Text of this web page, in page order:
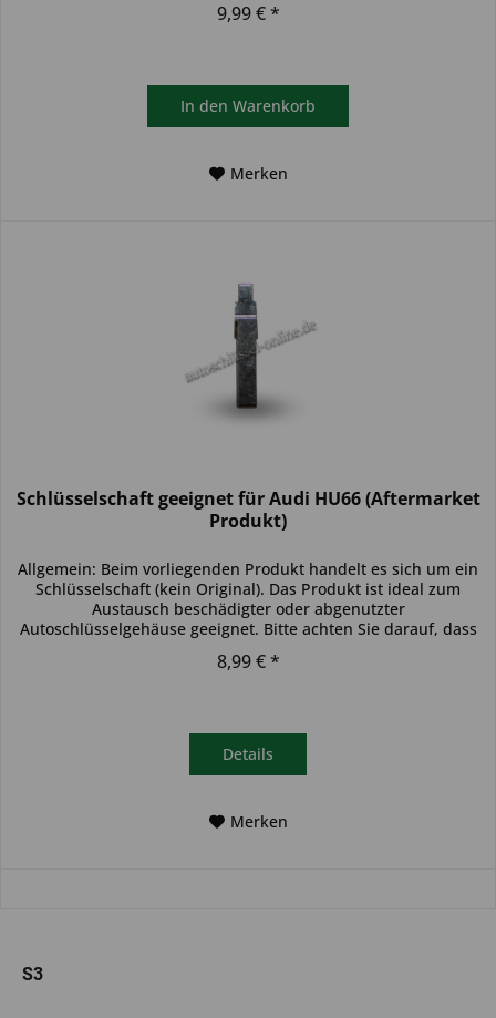
9,99 € *
In den Warenkorb
Merken
Schlüsselschaft geeignet für Audi HU66 (Aftermarket
Produkt)
Allgemein: Beim vorliegenden Produkt handelt es sich um ein
Schlüsselschaft (kein Original). Das Produkt ist ideal zum
Austausch beschädigter oder abgenutzter
Autoschlüsselgehäuse geeignet. Bitte achten Sie darauf, dass
8,99 € *
Details
Merken
S3